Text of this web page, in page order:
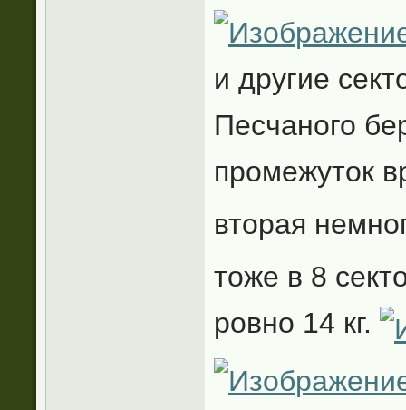
и другие
Песчаного
промежуток
вторая
тоже в 8
ровно 14 кг.